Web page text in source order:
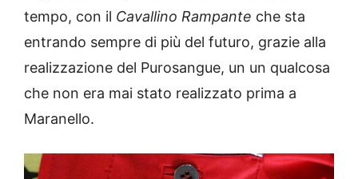
tempo, con il Cavallino Rampante che sta
entrando sempre di più del futuro, grazie alla
realizzazione del Purosangue, un un qualcosa
che non era mai stato realizzato prima a
Maranello.